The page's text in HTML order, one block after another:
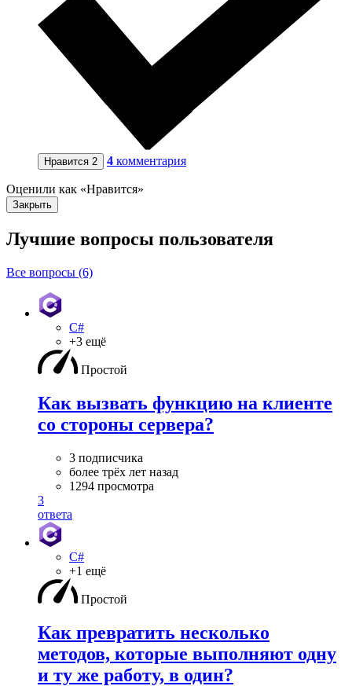
Нравится 2 4 комментария
Оценили как «Нравится»
Закрыть
Лучшие вопросы пользователя
Все вопросы (6)
C#
+3 ещё
Простой
Как вызвать функцию на клиенте
со стороны сервера?
3 подписчика
более трёх лет назад
1294 просмотра
3
ответа
C#
+1 ещё
Простой
Как превратить несколько
методов, которые выполняют одну
и ту же работу, в один?